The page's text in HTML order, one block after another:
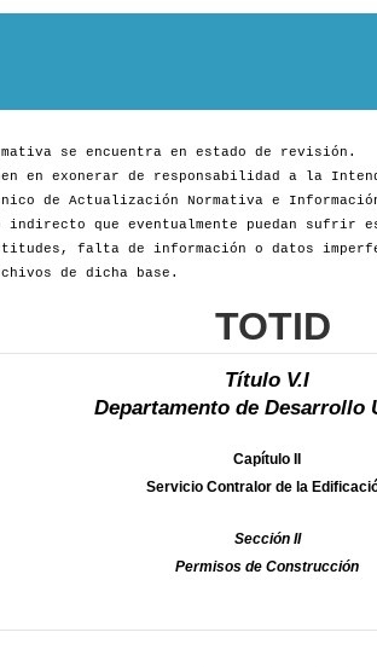
se encuentra en estado de revisión.
en exonerar de responsabilidad a la
de Actualización Normativa e
que eventualmente puedan sufrir
falta de información o datos
de dicha base.
TOTID
Título V.I
Departamento de Desarrollo
Capítulo II
Servicio Contralor de la
Sección II
Permisos de Construcción